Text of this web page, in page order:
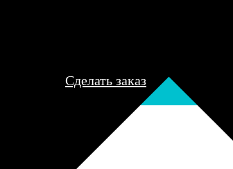
Сделать заказ